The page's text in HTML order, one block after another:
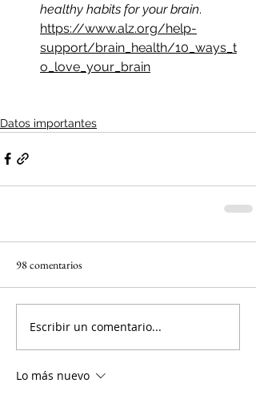
healthy habits for your brain.
https://www.alz.org/help-
support/brain_health/10_ways_t
o_love_your_brain
Datos importantes
98 comentarios
Escribir un comentario...
Lo más nuevo